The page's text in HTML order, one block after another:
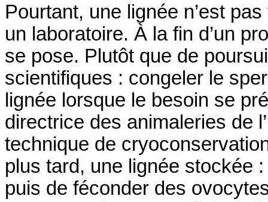
Pourtant, une lignée n’est
un laboratoire. À la fin d’un
se pose. Plutôt que de
scientifiques : congeler le
lignée lorsque le besoin se
directrice des animaleries de
technique de
plus tard, une lignée stockée
puis de féconder des